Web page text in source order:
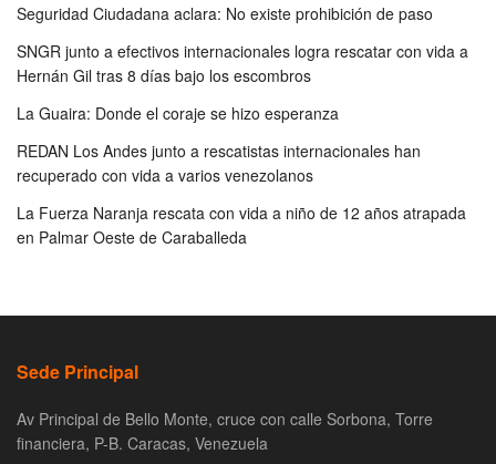
Seguridad Ciudadana aclara: No existe prohibición de paso
SNGR junto a efectivos internacionales logra rescatar con vida a
Hernán Gil tras 8 días bajo los escombros
La Guaira: Donde el coraje se hizo esperanza
REDAN Los Andes junto a rescatistas internacionales han
recuperado con vida a varios venezolanos
La Fuerza Naranja rescata con vida a niño de 12 años atrapada
en Palmar Oeste de Caraballeda
Sede Principal
Av Principal de Bello Monte, cruce con calle Sorbona, Torre
financiera, P-B. Caracas, Venezuela